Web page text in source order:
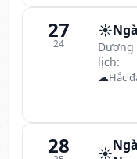
27
24
☀️
Dương
lịch:
☁Hắc
28 ☀️